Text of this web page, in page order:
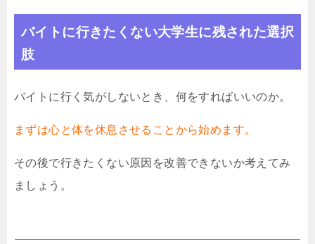
バイトに行きたくない大学生に残された選択
肢
バイトに行く気がしないとき、何をすればいいのか。
まずは心と体を休息させることから始めます。
その後で行きたくない原因を改善できないか考えてみ
ましょう。